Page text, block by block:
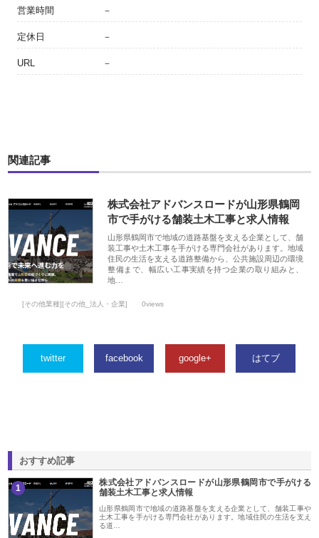
営業時間 －
定休日 －
URL －
関連記事
株式会社アドバンスロードが山形県鶴岡
市で手がける舗装土木工事と求人情報
山形県鶴岡市で地域の道路基盤を支える企業として、舗
装工事や土木工事を手がける専門会社があります。地域
住民の生活を支える道路整備から、公共施設周辺の環境
整備まで、幅広い工事実績を持つ企業の取り組みと、
地…
[その他業種][その他_法人・企業] 0views
twitter facebook google+ はてブ
おすすめ記事
1
株式会社アドバンスロードが山形県鶴岡市で手がける
舗装土木工事と求人情報
山形県鶴岡市で地域の道路基盤を支える企業として、舗装工事や
土木工事を手がける専門会社があります。地域住民の生活を支え
る道…